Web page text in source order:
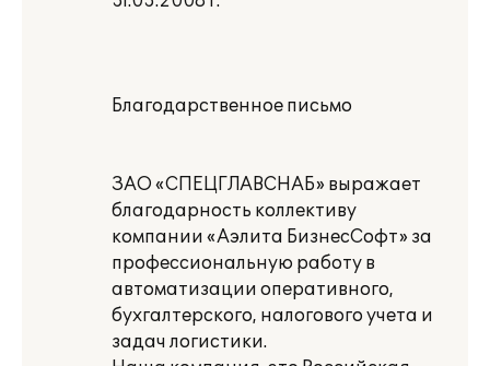
Благодарственное письмо
ЗАО «СПЕЦГЛАВСНАБ» выражает
благодарность коллективу
компании «Аэлита БизнесСофт» за
профессиональную работу в
автоматизации оперативного,
бухгалтерского, налогового учета и
задач логистики.